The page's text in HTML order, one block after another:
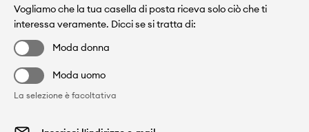
Vogliamo che la tua casella di posta riceva solo ciò che ti
interessa veramente. Dicci se si tratta di:
Moda donna
Moda uomo
La selezione è facoltativa